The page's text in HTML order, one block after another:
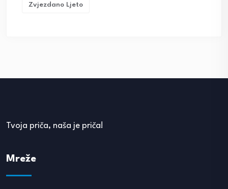
Zvjezdano Ljeto
Tvoja priča, naša je priča!
Mreže